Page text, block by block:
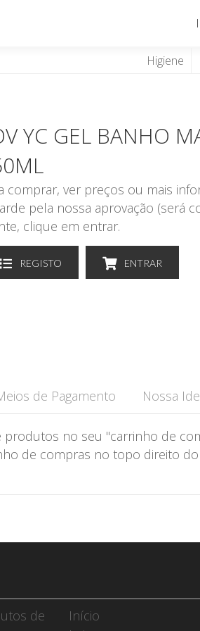
Higiene
YC GEL BANHO
comprar, ver preços ou mais
pela nossa aprovação (será
clique em entrar.
REGISTO ENTRAR
de Pagamento Nossa
no seu "carrinho de
de compras no topo direito
de
Início